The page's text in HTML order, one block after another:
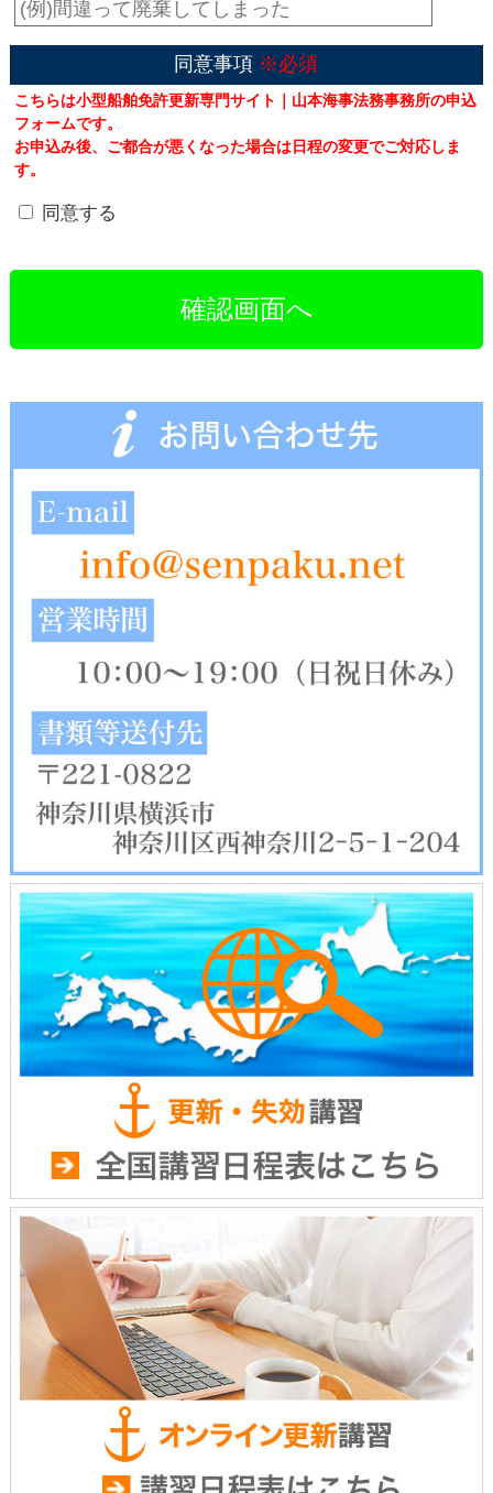
同意事項 ※必須
こちらは小型船舶免許更新専門サイト｜山本海事法務事務所の申込
フォームです。
お申込み後、ご都合が悪くなった場合は日程の変更でご対応しま
す。
同意する